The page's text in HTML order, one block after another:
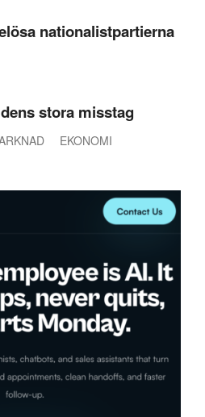
nationalistpartierna
stora misstag
EKONOMI